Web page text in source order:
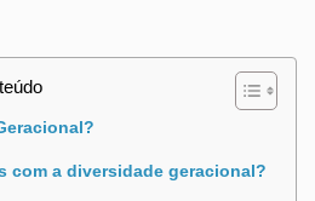
com a diversidade geracional?